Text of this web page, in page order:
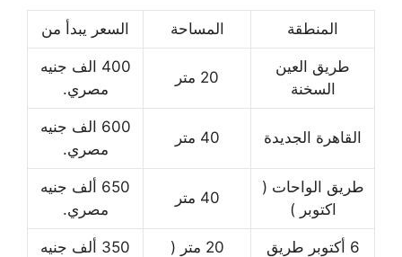
المنطقة المساحة السعر يبدأ من
طريق العين
السخنة
20 متر
400 الف جنيه
مصري.
القاهرة الجديدة 40 متر
600 الف جنيه
مصري.
طريق الواحات (
اكتوبر )
40 متر
650 ألف جنيه
مصري.
6 أكتوبر طريق
20 متر (
350 ألف جنيه